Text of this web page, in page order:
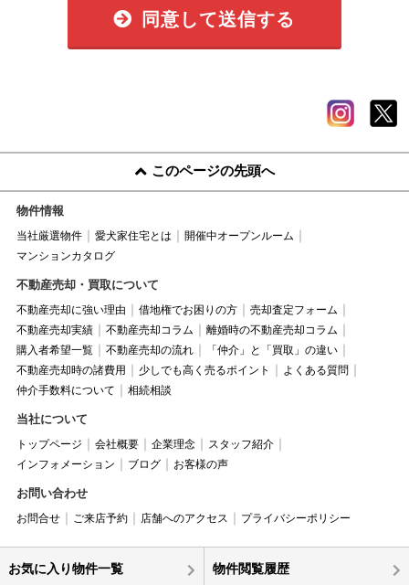
同意して送信する
このページの先頭へ
物件情報
当社厳選物件 愛犬家住宅とは
開催中オープンルーム
マンションカタログ
不動産売却・買取について
不動産売却に強い理由 借地権でお困りの方
売却査定フォーム
不動産売却実績
不動産売却コラム
離婚時の不動産売却コラム
購入者希望一覧
不動産売却の流れ
「仲介」と「買取」の違い
不動産売却時の諸費用
少しでも高く売るポイント
よくある質問
仲介手数料について
相続相談
当社について
トップページ 会社概要 企業理念
スタッフ紹介
インフォメーション
ブログ お客様の声
お問い合わせ
お問合せ ご来店予約 店舗へのアクセス プライバシーポリシー
お気に入り物件一覧 物件閲覧履歴